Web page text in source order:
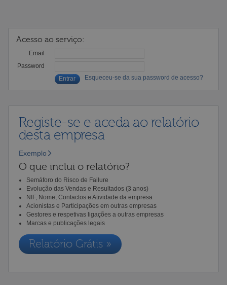
Acesso ao serviço:
Email
Password
Esqueceu-se da sua password de acesso?
Registe-se e aceda ao relatório
desta empresa
Exemplo
O que inclui o relatório?
Semáforo do Risco de Failure
Evolução das Vendas e Resultados (3 anos)
NIF, Nome, Contactos e Atividade da empresa
Acionistas e Participações em outras empresas
Gestores e respetivas ligações a outras empresas
Marcas e publicações legais
Relatório Grátis »